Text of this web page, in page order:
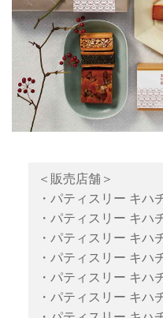
＜販売店舗＞
・パティスリー キハ
・パティスリー キハ
・パティスリー キハ
・パティスリー キハ
・パティスリー キハ
・パティスリー キハ